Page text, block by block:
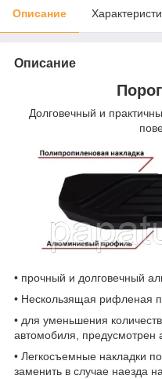
Описание
Описание
Долговечный и
• прочный и долговечный
• Нескользящая рифленая
• для уменьшения
автомобиля, предусмотрен
• Легкосъемные накладки
заменить в случае наезда